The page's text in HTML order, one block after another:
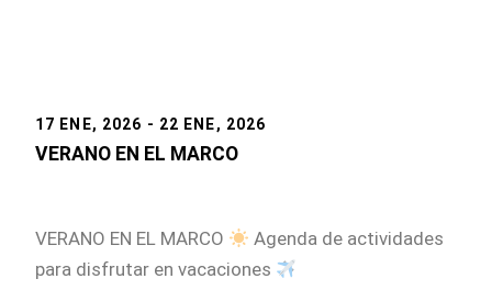
17 ENE, 2026 - 22 ENE, 2026
VERANO EN EL MARCO
VERANO EN EL MARCO
Agenda de actividades
para disfrutar en vacaciones